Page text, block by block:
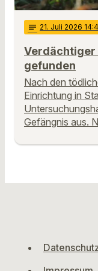
notes 21. Juli 2026
Verdächtiger
gefunden
Nach den
Einrichtung in
Gefängnis aus.